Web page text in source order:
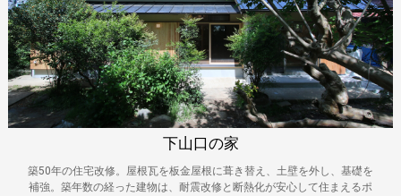
下山口の家
築50年の住宅改修。屋根瓦を板金屋根に葺き替え、土壁を外し、基礎を
補強。築年数の経った建物は、耐震改修と断熱化が安心して住まえるポ